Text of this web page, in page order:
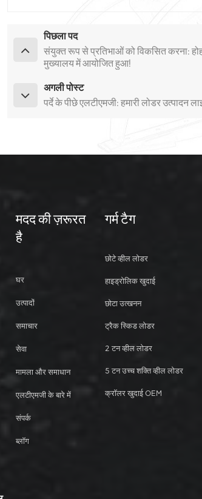
पिछला पद
संयुक्त रूप से प्रतिभाओं को विकसित करना:
मुख्यालय में आयोजित हुआ!
अगली पोस्ट
पर्दे के पीछे एलटीएमजी: हमारी लोडर उत्पादन
मदद की ज़रूरत
है
घर
उत्पादों
समाचार
सेवा
मामला और समाधान
एलटीएमजी के बारे में
संपर्क
ब्लॉग
गर्म टैग
छोटे व्हील लोडर
हाइड्रोलिक खुदाई
छोटा उत्खनन
ट्रैक स्किड लोडर
2 टन व्हील लोडर
5 टन उच्च शक्ति व्हील लोडर
क्रॉलर खुदाई OEM